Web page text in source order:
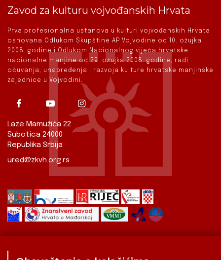
Zavod za kulturu vojvođanskih Hrvata
Prva profesionalna ustanova u kulturi vojvođanskih Hrvata
osnovana Odlukom Skupštine AP Vojvodine od 10. ožujka
2008. godine i Odlukom Nacionalnog vijeća hrvatske
nacionalne manjine od 29. ožujka 2008. godine, radi
očuvanja, unapređenja i razvoja kulture hrvatske manjinske
zajednice u Vojvodini.
Laze Mamužića 22
Subotica 24000
Republika Srbija
ured@zkvh.org.rs